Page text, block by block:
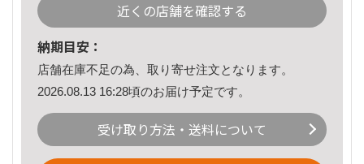
近くの店舗を確認する
納期目安：
店舗在庫不足の為、取り寄せ注文となります。
2026.08.13 16:28頃のお届け予定です。
受け取り方法・送料について